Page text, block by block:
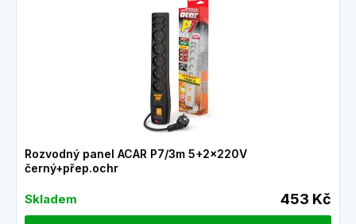
Rozvodný panel ACAR P7/3m 5+2x220V
černý+přep.ochr
Skladem 453 Kč